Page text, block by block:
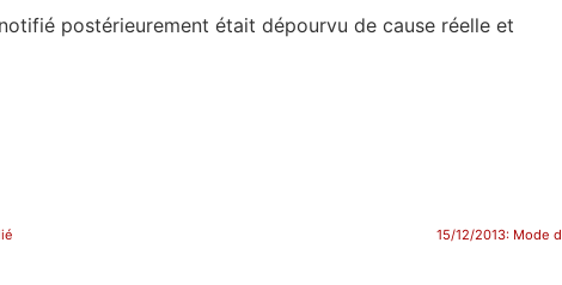
postérieurement était dépourvu de cause réelle et
15/12/2013: Mode